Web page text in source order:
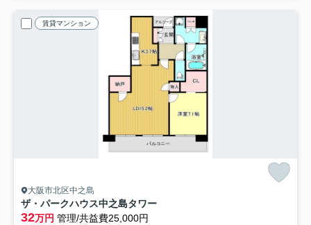
賃貸マンション
大阪市北区中之島
ザ・パークハウス中之島タワー
32万円 管理/共益費25,000円